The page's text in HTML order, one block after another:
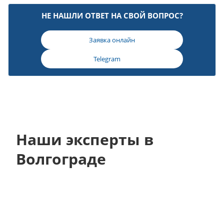
НЕ НАШЛИ ОТВЕТ НА СВОЙ ВОПРОС?
Заявка онлайн
Telegram
Наши эксперты в
Волгограде